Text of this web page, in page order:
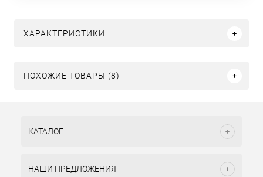
ХАРАКТЕРИСТИКИ
ПОХОЖИЕ ТОВАРЫ (8)
КАТАЛОГ
НАШИ ПРЕДЛОЖЕНИЯ